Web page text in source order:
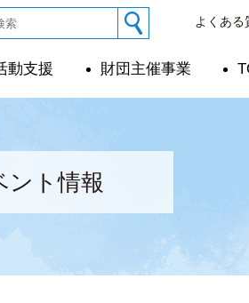
よくある
動支援 財団主催事業
ント情報